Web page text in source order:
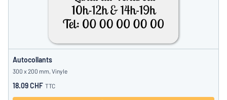
Autocollants
300 x 200 mm, Vinyle
18.09 CHF TTC